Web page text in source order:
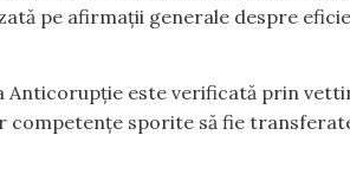
pe afirmații generale despre
este verificată prin
sporite să fie